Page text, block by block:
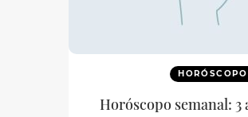
HORÓSCOPO
Horóscopo semanal: 3